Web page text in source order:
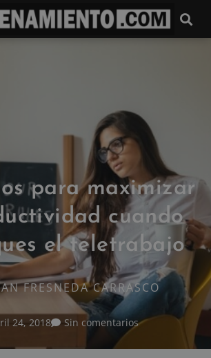
para maximizar
cuando
el teletrabajo
FRESNEDA CARRASCO
24, 2018 Sin comentarios